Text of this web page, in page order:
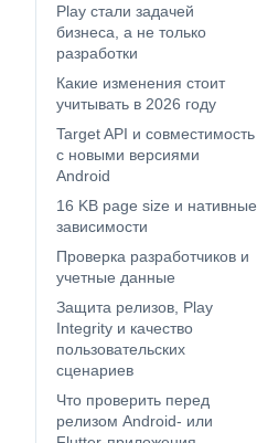
Play стали задачей
бизнеса, а не только
разработки
Какие изменения стоит
учитывать в 2026 году
Target API и совместимость
с новыми версиями
Android
16 KB page size и нативные
зависимости
Проверка разработчиков и
учетные данные
Защита релизов, Play
Integrity и качество
пользовательских
сценариев
Что проверить перед
релизом Android- или